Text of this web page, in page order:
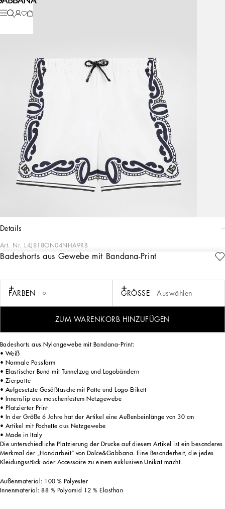
Badeshorts aus Gewebe mit Bandana-Print
FARBEN GRÖSSE Auswählen
ZUM WARENKORB HINZUFÜGEN
details
Art. Nr. L4J818ON04NHA9RB
Optik lassen sich mit klassisch geschnittenen Kreationen zu vielseitigen Looks
kombinieren. Das gesteppte DG-Sweatshirt passt zu den eleganten weißen
Hemden, die Jogginganzüge aus Baumwolle sind auf die T-Shirts mit DG-
Wappenstickerei abgestimmt – für einen lässig eleganten Look. In Kombination
mit Sneakers und Sandalen verleihen die Sweatshirts und Hosen mit Bandana-
Badeshorts aus Nylongewebe mit Bandana-Print:
• Weiß
• Normale Passform
• Elastischer Bund mit Tunnelzug und Logobändern
• Zierpatte
• Aufgesetzte Gesäßtasche mit Patte und Logo-Etikett
• Innenslip aus maschenfestem Netzgewebe
• Platzierter Print
• In der Größe 6 Jahre hat der Artikel eine Außenbeinlänge von 30 cm
• Artikel mit Pochette aus Netzgewebe
• Made in Italy
Die unterschiedliche Platzierung der Drucke auf diesem Artikel ist ein besonderes
Merkmal der „Handarbeit“ von Dolce&Gabbana. Eine Besonderheit, die jedes
Kleidungsstück oder Accessoire zu einem exklusiven Unikat macht.
Außenmaterial: 100 % Polyester
Innenmaterial: 88 % Polyamid 12 % Elasthan